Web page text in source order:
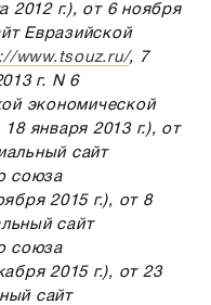
2012 г.), от 6 ноября
Евразийской
www.tsouz.ru/, 7
г. N 6
экономической
18 января 2013 г.), от
сайт
союза
2015 г.), от 8
сайт
союза
2015 г.), от 23
сайт